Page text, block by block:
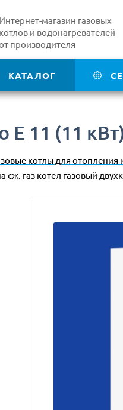
Интернет-магазин газовых
котлов и водонагревателей
производителя
КАТАЛОГ
E 11 (11
котлы для отопления
сж. газ котел газовый